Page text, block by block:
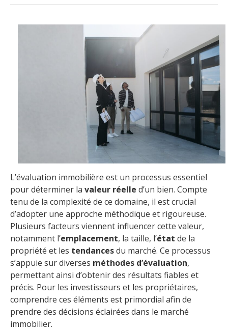
L’évaluation immobilière est un processus essentiel
pour déterminer la valeur réelle d’un bien. Compte
tenu de la complexité de ce domaine, il est crucial
d’adopter une approche méthodique et rigoureuse.
Plusieurs facteurs viennent influencer cette valeur,
notamment l’emplacement, la taille, l’état de la
propriété et les tendancesdu marché. Ce processus
s’appuie sur diverses méthodes d’évaluation,
permettant ainsi d’obtenir des résultats fiables et
précis. Pour les investisseurs et les propriétaires,
comprendre ces éléments est primordial afin de
prendre des décisions éclairées dans le marché
immobilier.